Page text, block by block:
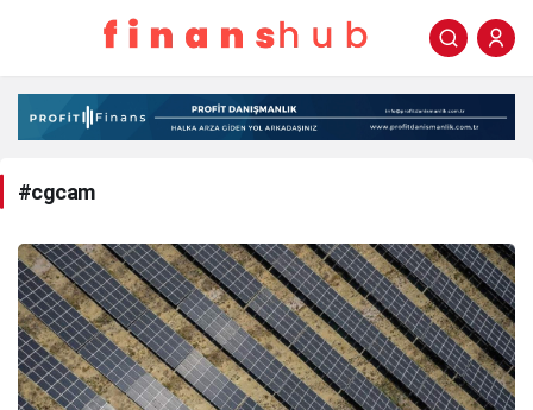
#cgcam
Haberleri
#cgcam